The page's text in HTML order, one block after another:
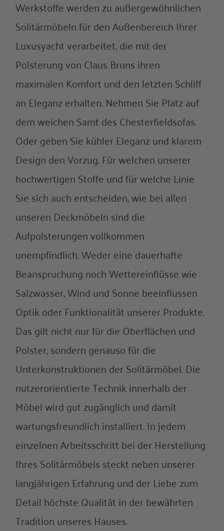
Werkstoffe werden zu außergewöhnlichen
Solitärmöbeln für den Außenbereich Ihrer
Luxusyacht verarbeitet, die mit der
Polsterung von Claus Bruns ihren
maximalen Komfort und den letzten Schliff
an Eleganz erhalten. Nehmen Sie Platz auf
dem weichen Samt des Chesterfieldsofas.
Oder geben Sie kühler Eleganz und klarem
Design den Vorzug. Für welchen unserer
hochwertigen Stoffe und für welche Linie
Sie sich auch entscheiden, wie bei allen
unseren Deckmöbeln sind die
Aufpolsterungen vollkommen
unempfindlich. Weder eine dauerhafte
Beanspruchung noch Wettereinflüsse wie
Salzwasser, Wind und Sonne beeinflussen
Optik oder Funktionalität unserer Produkte.
Das gilt nicht nur für die Oberflächen und
Polster, sondern genauso für die
Unterkonstruktionen der Solitärmöbel. Die
nutzerorientierte Technik innerhalb der
Möbel wird gut zugänglich und damit
wartungsfreundlich installiert. In jedem
einzelnen Arbeitsschritt bei der Herstellung
Ihres Solitärmöbels steckt neben unserer
langjährigen Erfahrung und der Liebe zum
Detail höchste Qualität in der bewährten
Tradition unseres Hauses.